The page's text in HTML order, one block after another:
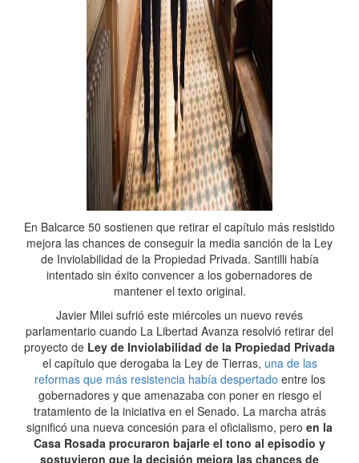
En Balcarce 50 sostienen que retirar el capítulo más resistido
mejora las chances de conseguir la media sanción de la Ley
de Inviolabilidad de la Propiedad Privada. Santilli había
intentado sin éxito convencer a los gobernadores de
mantener el texto original.
Javier Milei sufrió este miércoles un nuevo revés
parlamentario cuando La Libertad Avanza resolvió retirar del
proyecto de Ley de Inviolabilidad de la Propiedad Privada
el capítulo que derogaba la Ley de Tierras, una de las
reformas que más resistencia había despertado entre los
gobernadores y que amenazaba con poner en riesgo el
tratamiento de la iniciativa en el Senado. La marcha atrás
significó una nueva concesión para el oficialismo, pero en la
Casa Rosada procuraron bajarle el tono al episodio y
sostuvieron que la decisión mejora las chances de